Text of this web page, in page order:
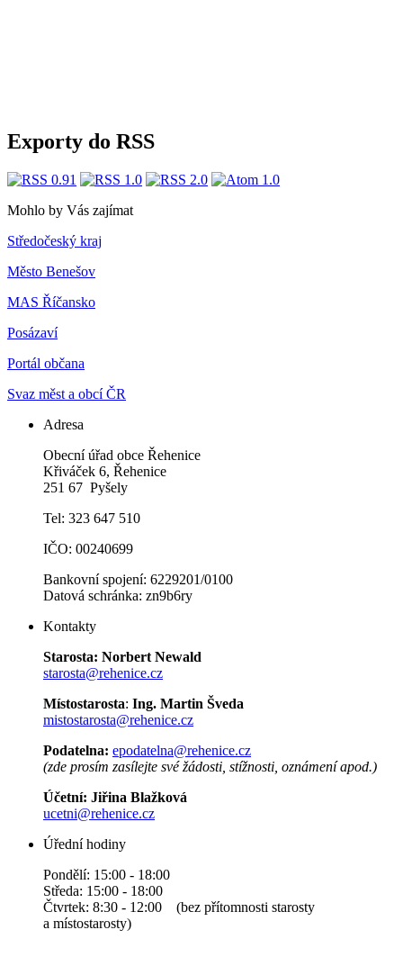
Exporty do RSS
Mohlo by Vás zajímat
Středočeský kraj
Město Benešov
MAS Říčansko
Posázaví
Portál občana
Svaz měst a obcí ČR
Adresa
Obecní úřad obce Řehenice
Křiváček 6, Řehenice
251 67 Pyšely
Tel: 323 647 510
IČO: 00240699
Bankovní spojení: 6229201/0100
Datová schránka: zn9b6ry
Kontakty
Starosta: Norbert Newald
starosta@rehenice.cz
Místostarosta: Ing. Martin Šveda
mistostarosta@rehenice.cz
Podatelna: epodatelna@rehenice.cz
(zde prosím zasílejte své žádosti, stížnosti, oznámení apod.)
Účetní: Jiřina Blažková
ucetni@rehenice.cz
Úřední hodiny
Pondělí: 15:00 - 18:00
Středa: 15:00 - 18:00
Čtvrtek: 8:30 - 12:00 (bez přítomnosti starosty
a místostarosty)